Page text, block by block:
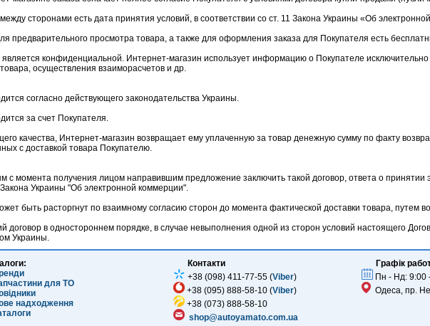
сторонами есть дата принятия условий, в соответствии со ст. 11 Закона Украины «Об
предварительного просмотра товара, а также для оформления заказа для Покупателя есть
конфиденциальной. Интернет-магазин использует информацию о Покупателе исключительно
осуществления взаиморасчетов и др.
согласно действующего законодательства Украины.
за счет Покупателя.
качества, Интернет-магазин возвращает ему уплаченную за товар денежную сумму по факту
с доставкой товара Покупателю.
с момента получения лицом направившим предложение заключить такой договор, ответа о принятии
Украины "Об электронной коммерции".
быть расторгнут по взаимному согласию сторон до момента фактической доставки товара, путем
в одностороннем порядке, в случае невыполнения одной из сторон условий настоящего
Украины.
для ТО
надходження
Контакти
+38 (098) 411-77-55 (Viber)
+38 (095) 888-58-10 (Viber)
+38 (073) 888-58-10
shop@autoyamato.com.ua
Графік
Пн - Нд:
Одеса, пр.